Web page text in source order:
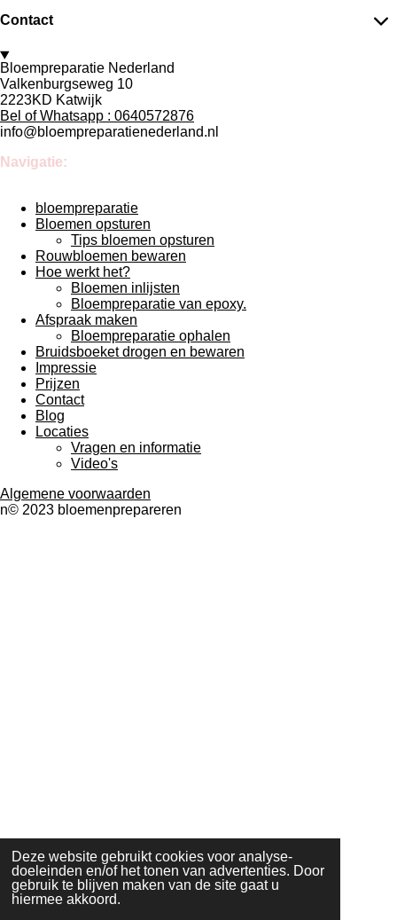
Deze website gebruikt cookies voor analyse-
doeleinden en/of het tonen van advertenties. Door
gebruik te blijven maken van de site gaat u
hiermee akkoord.
Contact
Bloempreparatie Nederland
Valkenburgseweg 10
2223KD Katwijk
Bel of Whatsapp : 0640572876
info@bloempreparatienederland.nl
Navigatie:
bloempreparatie
Bloemen opsturen
Tips bloemen opsturen
Rouwbloemen bewaren
Hoe werkt het?
Bloemen inlijsten
Bloempreparatie van epoxy.
Afspraak maken
Bloempreparatie ophalen
Bruidsboeket drogen en bewaren
Impressie
Prijzen
Contact
Blog
Locaties
Vragen en informatie
Video's
Algemene voorwaarden
n© 2023 bloemenprepareren